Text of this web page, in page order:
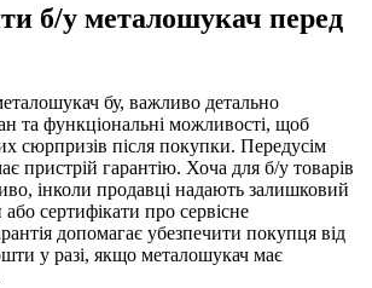
б/у металошукач перед
бу, важливо детально
та функціональні можливості, щоб
сюрпризів після покупки. Передусім
пристрій гарантію. Хоча для б/у товарів
інколи продавці надають залишковий
сертифікати про сервісне
допомагає убезпечити покупця від
у разі, якщо металошукач має